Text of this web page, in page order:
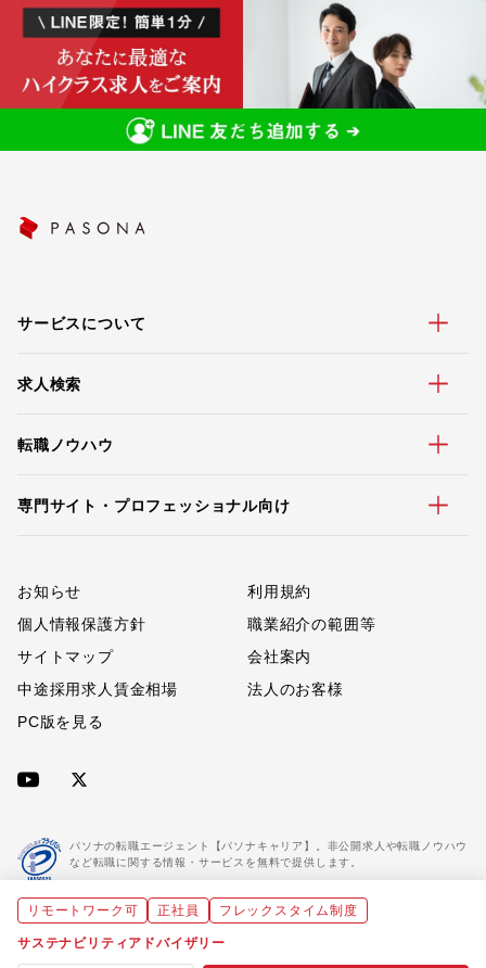
サービスについて
求人検索
転職ノウハウ
専門サイト・プロフェッショナル向け
お知らせ
利用規約
個人情報保護方針
職業紹介の範囲等
サイトマップ
会社案内
中途採用求人賃金相場
法人のお客様
PC版を見る
パソナの転職エージェント【パソナキャリア】。非公開求人や転職ノウハウ
など転職に関する情報・サービスを無料で提供します。
「パソナキャリア」は職業紹介優良事業者に認定されています。
リモートワーク可 正社員 フレックスタイム制度
サステナビリティアドバイザリー